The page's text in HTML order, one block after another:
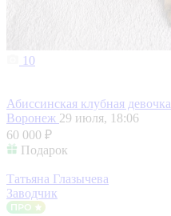
10
Абиссинская клубная девочка
Воронеж 29 июля, 18:06
60 000 ₽
Подарок
Татьяна Глазычева
Заводчик